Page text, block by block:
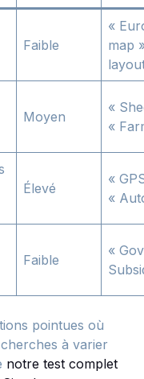
Faible
«
map
Moyen
«
«
Élevé
«
«
Faible
«
pointues où
à varier
notre test complet